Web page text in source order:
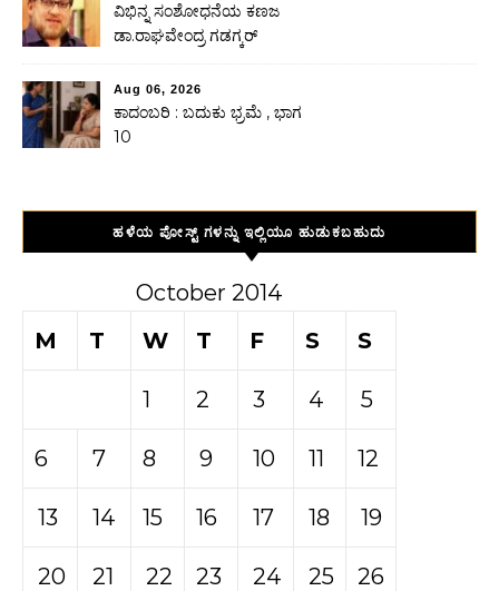
ವಿಭಿನ್ನ ಸಂಶೋಧನೆಯ ಕಣಜ
ಡಾ.ರಾಘವೇಂದ್ರ ಗಡಗ್ಕರ್
Aug 06, 2026
ಕಾದಂಬರಿ : ಬದುಕು ಭ್ರಮೆ , ಭಾಗ
10
ಹಳೆಯ ಪೋಸ್ಟ್ ಗಳನ್ನು ಇಲ್ಲಿಯೂ ಹುಡುಕಬಹುದು
October 2014
M
T W T F S S
1 2 3 4 5
6 7 8 9 10 11 12
13 14 15 16 17 18 19
20 21 22 23 24 25 26